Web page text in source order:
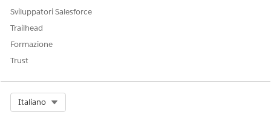
Sviluppatori Salesforce
Trailhead
Formazione
Trust
Italiano